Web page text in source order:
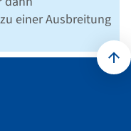
einer Ausbreitung